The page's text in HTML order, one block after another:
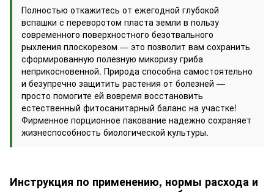
Полностью откажитесь от ежегодной глубокой
вспашки с переворотом пласта земли в пользу
современного поверхностного безотвального
рыхления плоскорезом — это позволит вам сохранить
сформированную полезную микоризу гриба
неприкосновенной. Природа способна самостоятельно
и безупречно защитить растения от болезней —
просто помогите ей вовремя восстановить
естественный фитосанитарный баланс на участке!
Фирменное порционное пакование надежно сохраняет
жизнеспособность биологической культуры.
Инструкция по применению, нормы расхода и